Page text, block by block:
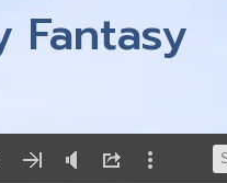
Fantasy